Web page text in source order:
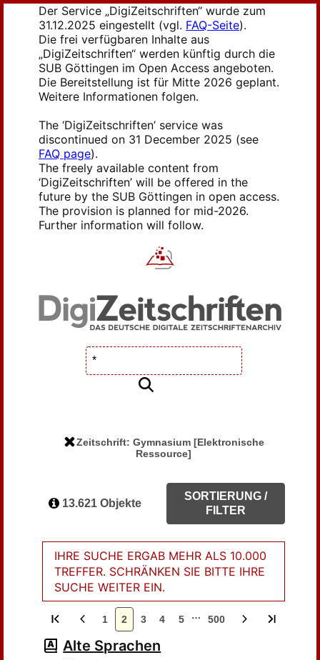
Der Service „DigiZeitschriften“ wurde zum
31.12.2025 eingestellt (vgl. FAQ-Seite).
Die frei verfügbaren Inhalte aus
„DigiZeitschriften“ werden künftig durch die
SUB Göttingen im Open Access angeboten.
Die Bereitstellung ist für Mitte 2026 geplant.
Weitere Informationen folgen.
The ‘DigiZeitschriften’ service was
discontinued on 31 December 2025 (see
FAQ page).
The freely available content from
‘DigiZeitschriften’ will be offered in the
future by the SUB Göttingen in open access.
The provision is planned for mid-2026.
Further information will follow.
Zeitschrift: Gymnasium [Elektronische
Ressource]
13.621 Objekte
SORTIERUNG /
FILTER
IHRE SUCHE ERGAB MEHR ALS 10.000
TREFFER. SCHRÄNKEN SIE BITTE IHRE
SUCHE WEITER EIN.
1 2 3 4 5 … 500
Alte Sprachen